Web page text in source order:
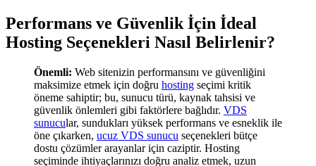
Performans ve Güvenlik İçin İdeal
Hosting Seçenekleri Nasıl Belirlenir?
Önemli: Web sitenizin performansını ve güvenliğini
maksimize etmek için doğru hosting seçimi kritik
öneme sahiptir; bu, sunucu türü, kaynak tahsisi ve
güvenlik önlemleri gibi faktörlere bağlıdır. VDS
sunucular, sundukları yüksek performans ve esneklik ile
öne çıkarken, ucuz VDS sunucu seçenekleri bütçe
dostu çözümler arayanlar için caziptir. Hosting
seçiminde ihtiyaçlarınızı doğru analiz etmek, uzun